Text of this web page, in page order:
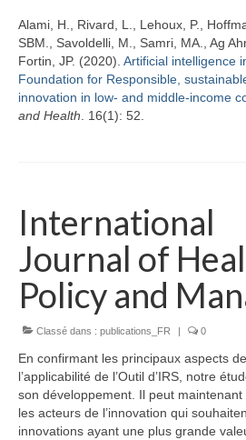
Alami, H., Rivard, L., Lehoux, P.,
SBM., Savoldelli, M., Samri, MA., Ag
Fortin, JP. (2020). Artificial intelligence
Foundation for Responsible,
innovation in low- and middle-income
and Health . 16(1): 52.
International
Journal of
Policy and
Classé dans : publications_FR | 0
En confirmant les principaux aspects
l’applicabilité de l’Outil d’IRS, notre
son développement. Il peut
les acteurs de l’innovation qui
innovations ayant une plus grande